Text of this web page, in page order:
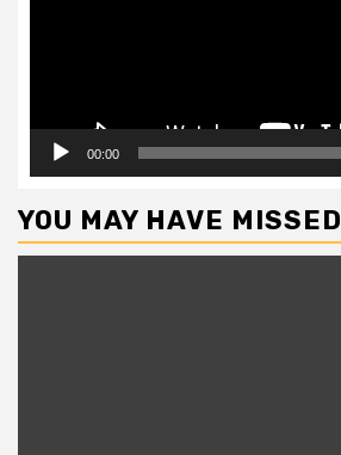
00:00
YOU MAY HAVE MISSED